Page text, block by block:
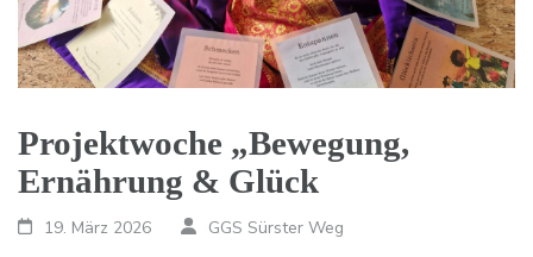
Projektwoche „Bewegung,
Ernährung & Glück
19. März 2026 GGS Sürster Weg